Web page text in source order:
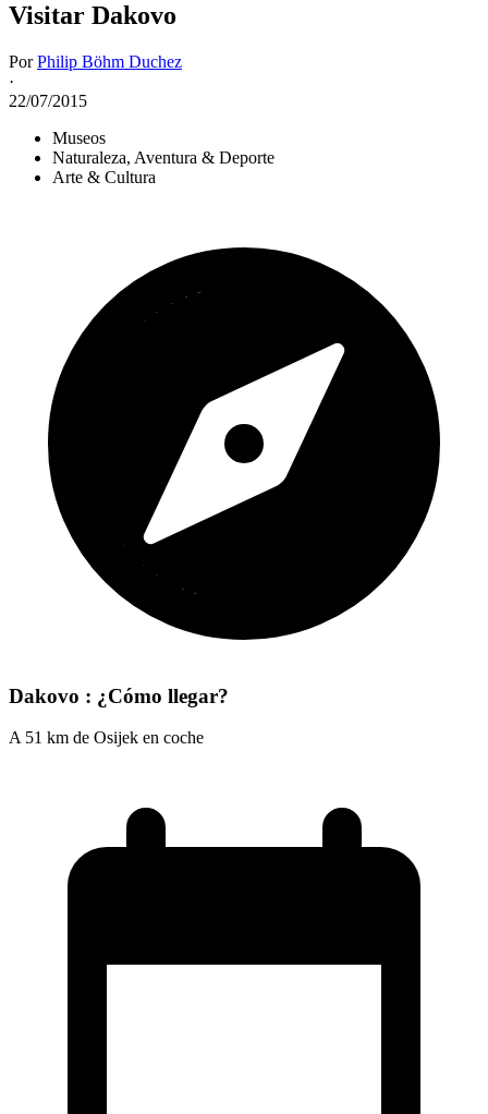
Visitar Dakovo
PorPhilip Böhm Duchez
·
22/07/2015
Museos
Naturaleza, Aventura & Deporte
Arte & Cultura
Dakovo : ¿Cómo llegar?
A 51 km de Osijek en coche